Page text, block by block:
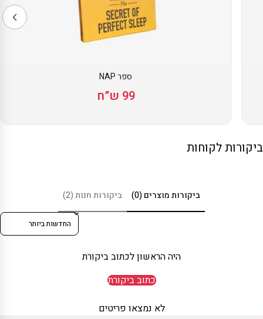
ספר NAP
99 ש”ח
ביקורות לקוחות
ביקורות מוצרים (0) ביקורות חנות (2)
Sort reviews by
היה הראשון לכתוב ביקורת
כתוב ביקורת
לא נמצאו פריטים